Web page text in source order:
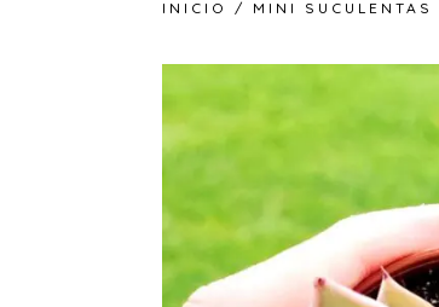
INICIO / MINI SUCULENTAS